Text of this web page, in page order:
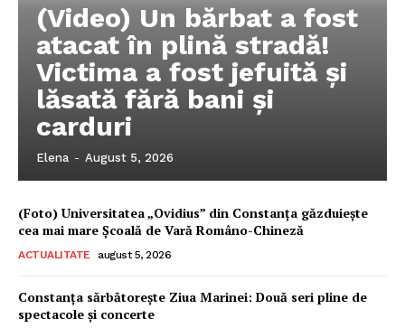
(Video) Un bărbat a fost
atacat în plină stradă!
Victima a fost jefuită și
lăsată fără bani și
carduri
Elena - August 5, 2026
(Foto) Universitatea „Ovidius” din Constanța găzduiește
cea mai mare Școală de Vară Româno-Chineză
ACTUALITATE august 5, 2026
Constanța sărbătorește Ziua Marinei: Două seri pline de
spectacole și concerte